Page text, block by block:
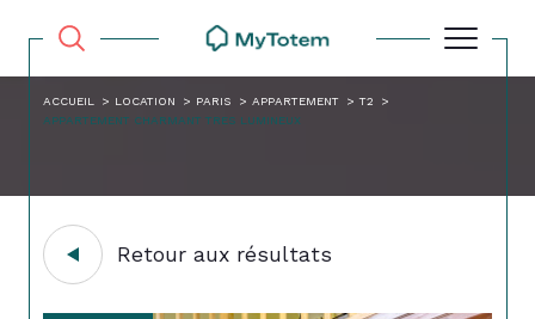
ACCUEIL LOCATION PARIS APPARTEMENT
T2
APPARTEMENT CHARMANT TRES LUMINEUX
Retour aux résultats